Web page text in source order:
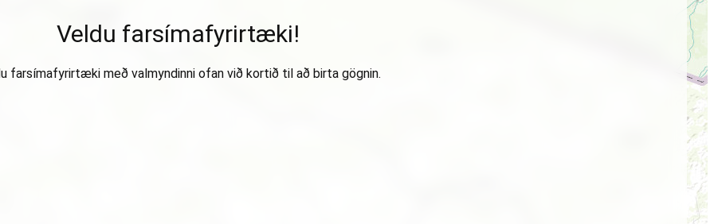
Veldu farsímafyrirtæki!
farsímafyrirtæki með valmyndinni ofan við kortið til að birta gögnin.